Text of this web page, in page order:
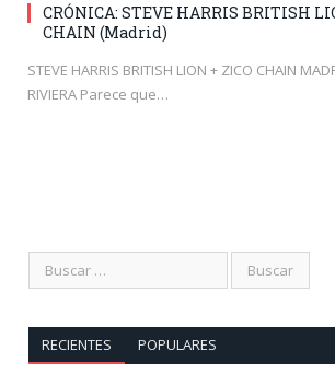
CRÓNICA: STEVE HARRIS BRITISH
CHAIN (Madrid)
STEVE HARRIS BRITISH LION + ZICO CHAIN
RIVIERA Parece que…
RECIENTES POPULARES